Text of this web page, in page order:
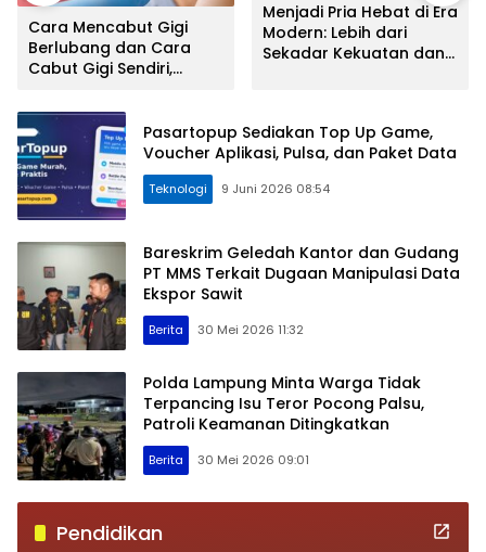
Cara Mencabut Gigi
Berlubang dan Cara
Cabut Gigi Sendiri,
Dilakukan?
Menjadi Pria Hebat di Era
Modern: Lebih dari
Sekadar Kekuatan dan
Pasartopup Sediakan Top Up Game,
Voucher Aplikasi, Pulsa, dan Paket Data
Teknologi 9 Juni 2026 08:54
Bareskrim Geledah Kantor dan Gudang
PT MMS Terkait Dugaan Manipulasi Data
Ekspor Sawit
Berita 30 Mei 2026 11:32
Polda Lampung Minta Warga Tidak
Terpancing Isu Teror Pocong Palsu,
Patroli Keamanan Ditingkatkan
Berita 30 Mei 2026 09:01
Pendidikan